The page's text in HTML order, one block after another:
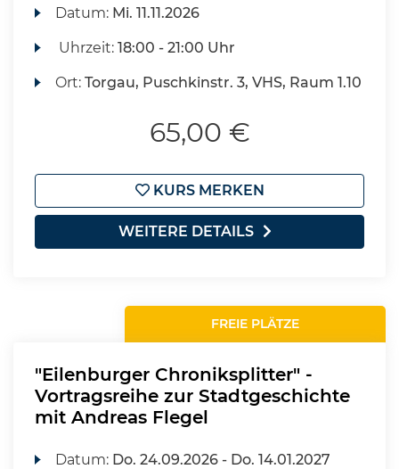
Datum: Mi. 11.11.2026
Uhrzeit:18:00 - 21:00 Uhr
Ort:Torgau, Puschkinstr. 3, VHS, Raum 1.10
65,00 €
KURS MERKEN
WEITERE DETAILS
FREIE PLÄTZE
"Eilenburger Chroniksplitter" -
Vortragsreihe zur Stadtgeschichte
mit Andreas Flegel
Datum: Do. 24.09.2026 - Do. 14.01.2027